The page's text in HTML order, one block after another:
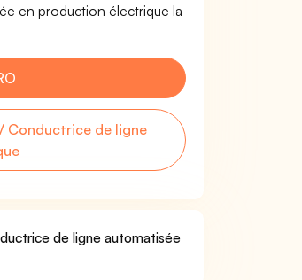
en production électrique la
Conductrice de ligne
de ligne automatisée